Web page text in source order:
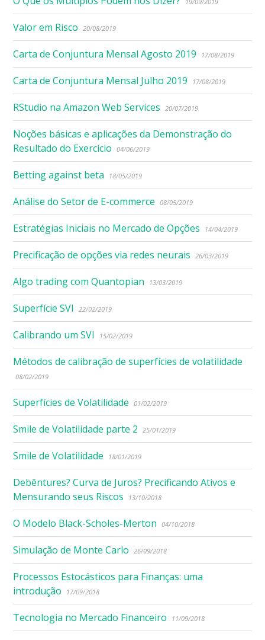
Valor em Risco 20/08/2019
Carta de Conjuntura Mensal Agosto 2019 17/08/2019
Carta de Conjuntura Mensal Julho 2019 17/08/2019
RStudio na Amazon Web Services 20/07/2019
Noções básicas e aplicações da Demonstração do
Resultado do Exercício
04/06/2019
Betting against beta 18/05/2019
Análise do Setor de E-commerce 08/05/2019
Estratégias Iniciais no Mercado de Opções 14/04/2019
Precificação de opções via redes neurais 26/03/2019
Algo trading com Quantopian 13/03/2019
Superfície SVI 22/02/2019
Calibrando um SVI 15/02/2019
Métodos de calibração de superfícies de volatilidade
08/02/2019
Superfícies de Volatilidade 01/02/2019
Smile de Volatilidade parte 2 25/01/2019
Smile de Volatilidade 18/01/2019
Debêntures? Curva de Juros? Precificando Ativos e
Mensurando seus Riscos
13/10/2018
O Modelo Black-Scholes-Merton 04/10/2018
Simulação de Monte Carlo 26/09/2018
Processos Estocásticos para Finanças: uma
introdução
17/09/2018
Tecnologia no Mercado Financeiro 11/09/2018